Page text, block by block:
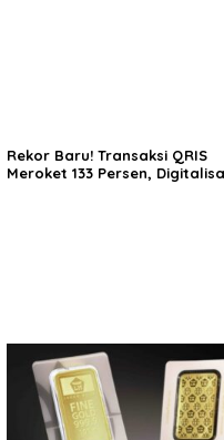
Rekor Baru! Transaksi QRIS
Meroket 133 Persen,